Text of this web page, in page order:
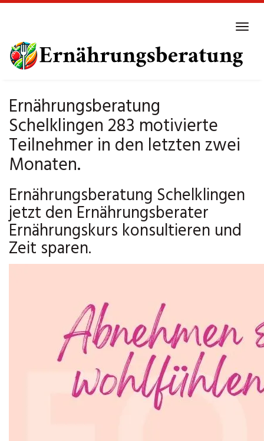
main
content
Ernährungsberatung
Schelklingen 283 motivierte
Teilnehmer in den letzten zwei
Monaten.
Ernährungsberatung Schelklingen
jetzt den Ernährungsberater
Ernährungskurs konsultieren und
Zeit sparen.